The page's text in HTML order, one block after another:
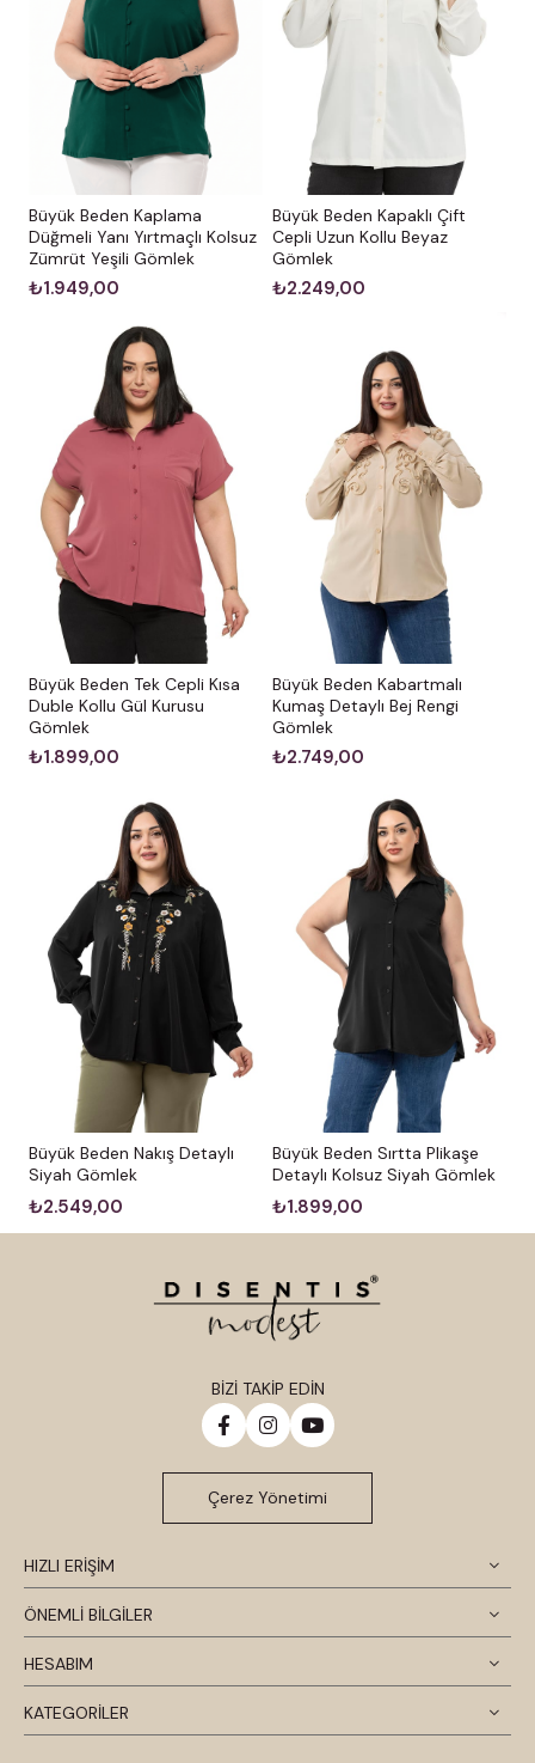
Büyük Beden Kaplama
Düğmeli Yanı Yırtmaçlı Kolsuz
Zümrüt Yeşili Gömlek
₺1.949,00
Büyük Beden Kapaklı Çift
Cepli Uzun Kollu Beyaz
Gömlek
₺2.249,00
Büyük Beden Tek Cepli Kısa
Duble Kollu Gül Kurusu
Gömlek
₺1.899,00
Büyük Beden Kabartmalı
Kumaş Detaylı Bej Rengi
Gömlek
₺2.749,00
Büyük Beden Nakış Detaylı
Siyah Gömlek
₺2.549,00
Büyük Beden Sırtta Plikaşe
Detaylı Kolsuz Siyah Gömlek
₺1.899,00
HIZLI ERİŞİM
ÖNEMLİ BİLGİLER
HESABIM
KATEGORİLER
BİZİ TAKİP EDİN
Çerez Yönetimi